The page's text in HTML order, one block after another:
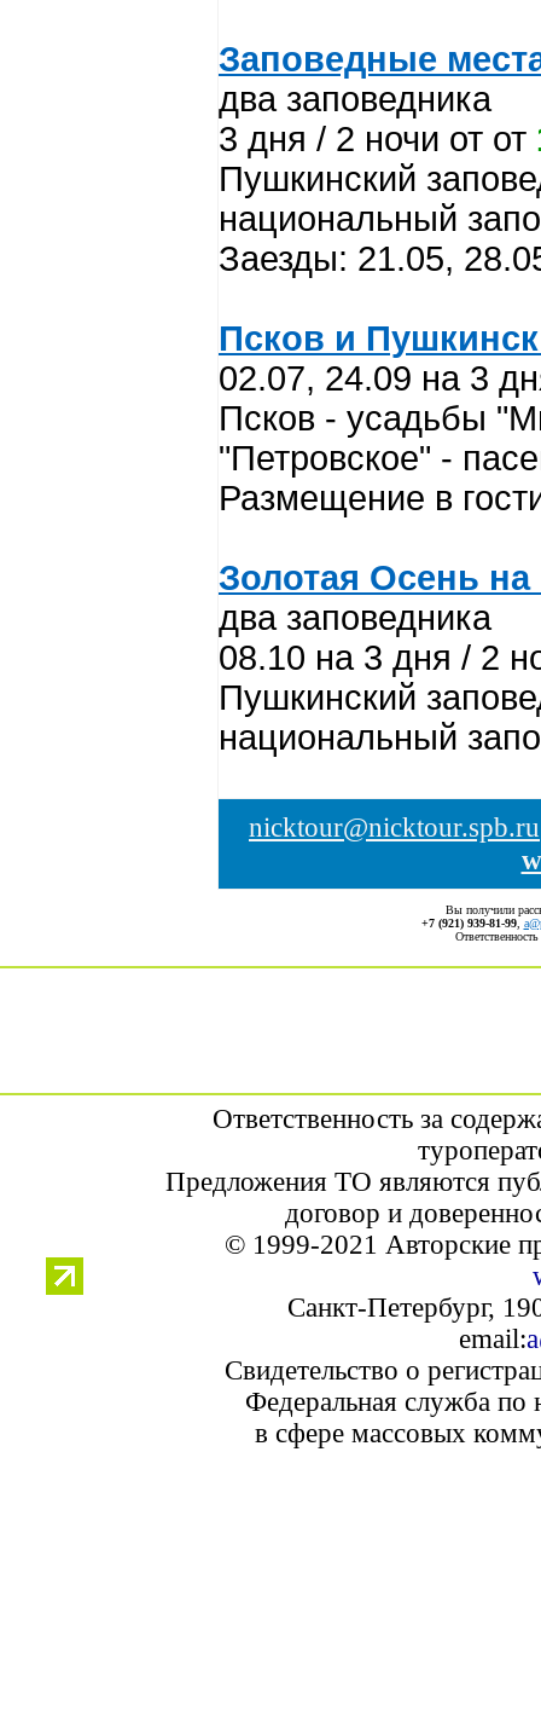
Заповедные
два заповедника
3 дня / 2 ночи от от
Пушкинский
национальный
Заезды: 21.05,
Псков и
02.07, 24.09 на 3
Псков - усадьбы
"Петровское" -
Размещение в
Золотая Осень
два заповедника
08.10 на 3 дня / 2
Пушкинский
национальный
nicktour@nicktour.spb.ru
Вы получили
+7 (921) 939-81-99,
Ответственность за
Предложения ТО являются
договор и
© 1999-2021 Авторские
Санкт-Петербург,
email:
Свидетельство о
Федеральная служба по
в сфере массовых